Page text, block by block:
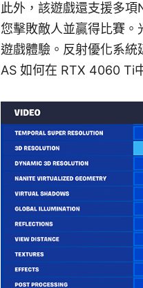
此外，該遊戲還支援多
您擊敗敵人並贏得比賽。
遊戲體驗。反射優化系
AS 如何在 RTX 4060 Ti